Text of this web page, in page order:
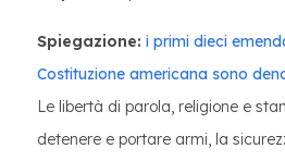
Spiegazione: i primi dieci
Costituzione americana sono
Le libertà di parola, religione e
detenere e portare armi, la